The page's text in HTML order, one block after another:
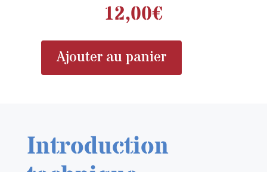
12,00€
quantité
7459
Ajouter au panier
Introduction